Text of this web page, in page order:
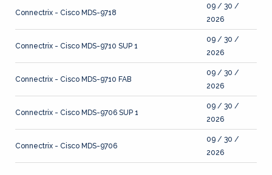
Connectrix - Cisco MDS-9718
09 / 30 /
2026
Connectrix - Cisco MDS-9710 SUP 1
09 / 30 /
2026
Connectrix - Cisco MDS-9710 FAB
09 / 30 /
2026
Connectrix - Cisco MDS-9706 SUP 1
09 / 30 /
2026
Connectrix - Cisco MDS-9706
09 / 30 /
2026